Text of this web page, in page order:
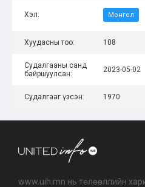
Хэл: Монгол
Хуудасны тоо: 108
Судалгааны санд
байршуулсан:
2023-05-02
Судалгааг үзсэн: 1970
www.uih.mn нь төлөөллийн